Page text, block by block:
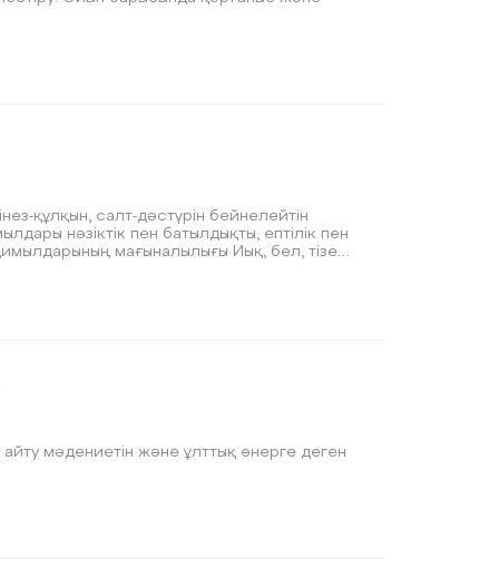
құлқын, салт-дәстүрін бейнелейтін
нәзіктік пен батылдықты, ептілік пен
мағыналылығы Иық, бел, тізе